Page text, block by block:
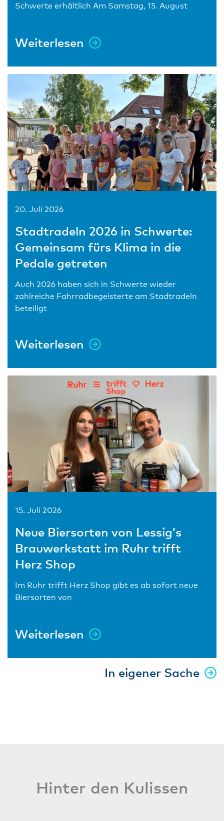
Schwerte erhältlich Am Samstag, 15. August
Weiterlesen
20. Juli 2026
Stadtradeln 2026 in Schwerte:
Gemeinsam fürs Klima in die
Pedale getreten
Auch 2026 haben sich in Schwerte wieder
zahlreiche Fahrradbegeisterte am Stadtradeln
beteiligt
Weiterlesen
15. Juli 2026
Neue Biersorten von Lessig’s
Brauwerkstatt im Ruhr trifft
Herz Shop
Im Ruhr trifft Herz Shop gibt es ab sofort neue
Biersorten von
Weiterlesen
In eigener Sache
Hinter den Kulissen